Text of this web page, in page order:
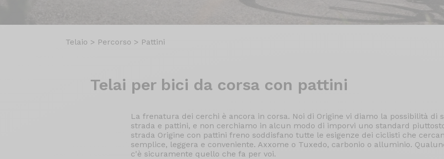
Telaio > Percorso > Pattini
Telai perbici da corsa con pattini
La frenatura dei cerchi è ancora in corsa. Noi di Origine vi diamo la possibilità di
strada e pattini, e non cerchiamo in alcun modo di imporvi uno standard
strada Origine con pattini freno soddisfano tutte le esigenze dei ciclisti che
semplice, leggera e conveniente. Axxome o Tuxedo, carbonio o alluminio.
c'è sicuramente quello che fa per voi.